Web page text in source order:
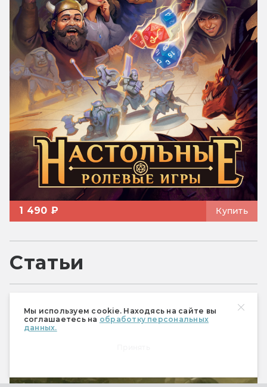
Мы используем cookie. Находясь на сайте вы
соглашаетесь на обработку персональных
данных.
1 490 ₽ Купить
Статьи
Сериалы